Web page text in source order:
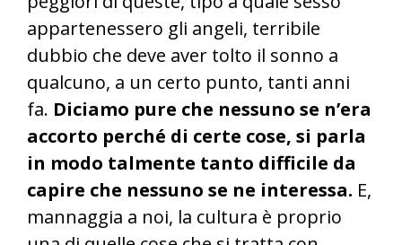
appartenessero gli angeli, terribile
dubbio che deve aver tolto il sonno a
qualcuno, a un certo punto, tanti anni
fa. Diciamo pure che nessuno se n’era
accorto perché di certe cose, si parla
in modo talmente tanto difficile da
capire che nessuno se ne interessa. E,
mannaggia a noi, la cultura è proprio